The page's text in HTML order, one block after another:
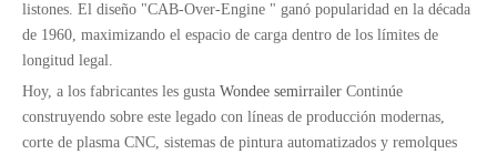
listones. El diseño "CAB-Over-Engine " ganó popularidad en la década
de 1960, maximizando el espacio de carga dentro de los límites de
longitud legal.
Hoy, a los fabricantes les gusta Wondee semirrailer Continúe
construyendo sobre este legado con líneas de producción modernas,
corte de plasma CNC, sistemas de pintura automatizados y remolques